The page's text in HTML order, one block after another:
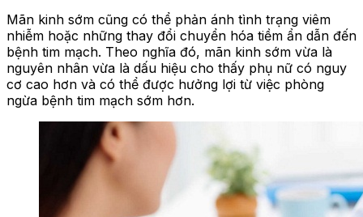
Mãn kinh sớm cũng có thể phản ánh tình trạng viêm
nhiễm hoặc những thay đổi chuyển hóa tiềm ẩn dẫn đến
bệnh tim mạch. Theo nghĩa đó, mãn kinh sớm vừa là
nguyên nhân vừa là dấu hiệu cho thấy phụ nữ có nguy
cơ cao hơn và có thể được hưởng lợi từ việc phòng
ngừa bệnh tim mạch sớm hơn.